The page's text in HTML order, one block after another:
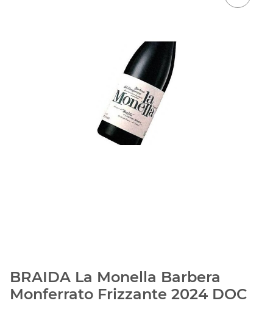
BRAIDA La Monella Barbera
Monferrato Frizzante 2024 DOC